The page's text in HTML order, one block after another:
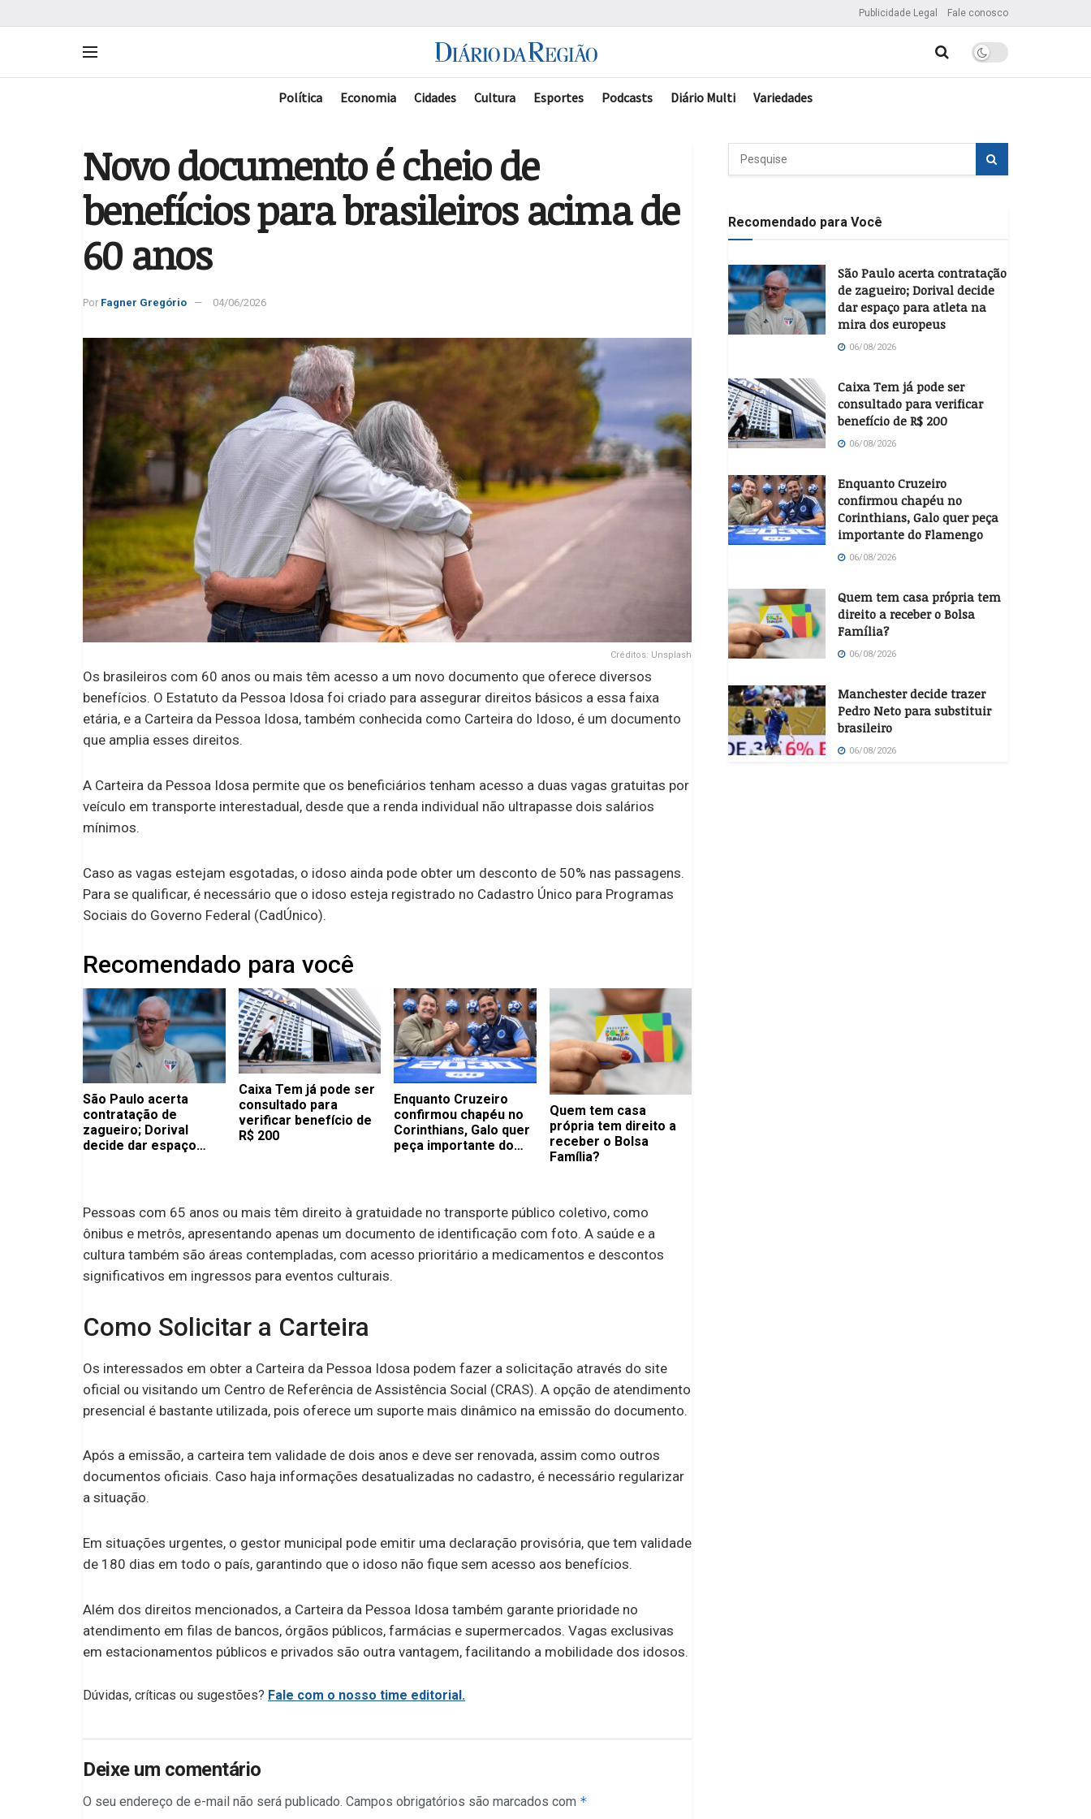
Publicidade Legal Fale conosco
Política Economia Cidades Cultura Esportes Podcasts Diário Multi Variedades
Novo documento é cheio de
benefícios para brasileiros acima de
60 anos
Por Fagner Gregório 04/06/2026
Créditos: Unsplash
Os brasileiros com 60 anos ou mais têm acesso a um novo documento que oferece diversos
benefícios. O Estatuto da Pessoa Idosa foi criado para assegurar direitos básicos a essa faixa
etária, e a Carteira da Pessoa Idosa, também conhecida como Carteira do Idoso, é um documento
que amplia esses direitos.
A Carteira da Pessoa Idosa permite que os beneficiários tenham acesso a duas vagas gratuitas por
veículo em transporte interestadual, desde que a renda individual não ultrapasse dois salários
mínimos.
Caso as vagas estejam esgotadas, o idoso ainda pode obter um desconto de 50% nas passagens.
Para se qualificar, é necessário que o idoso esteja registrado no Cadastro Único para Programas
Sociais do Governo Federal (CadÚnico).
Recomendado para você
São Paulo acerta
contratação de
zagueiro; Dorival
decide dar espaço
Caixa Tem já pode ser
consultado para
verificar benefício de
R$ 200
Enquanto Cruzeiro
confirmou chapéu no
Corinthians, Galo quer
peça importante do
Quem tem casa
própria tem direito a
receber o Bolsa
Família?
Pessoas com 65 anos ou mais têm direito à gratuidade no transporte público coletivo, como
ônibus e metrôs, apresentando apenas um documento de identificação com foto. A saúde e a
cultura também são áreas contempladas, com acesso prioritário a medicamentos e descontos
significativos em ingressos para eventos culturais.
Como Solicitar a Carteira
Os interessados em obter a Carteira da Pessoa Idosa podem fazer a solicitação através do site
oficial ou visitando um Centro de Referência de Assistência Social (CRAS). A opção de atendimento
presencial é bastante utilizada, pois oferece um suporte mais dinâmico na emissão do documento.
Após a emissão, a carteira tem validade de dois anos e deve ser renovada, assim como outros
documentos oficiais. Caso haja informações desatualizadas no cadastro, é necessário regularizar
a situação.
Em situações urgentes, o gestor municipal pode emitir uma declaração provisória, que tem validade
de 180 dias em todo o país, garantindo que o idoso não fique sem acesso aos benefícios.
Além dos direitos mencionados, a Carteira da Pessoa Idosa também garante prioridade no
atendimento em filas de bancos, órgãos públicos, farmácias e supermercados. Vagas exclusivas
em estacionamentos públicos e privados são outra vantagem, facilitando a mobilidade dos idosos.
Dúvidas, críticas ou sugestões? Fale com o nosso time editorial.
Deixe um comentário
O seu endereço de e-mail não será publicado. Campos obrigatórios são marcados com *
Recomendado para Você
São Paulo acerta contratação
de zagueiro; Dorival decide
dar espaço para atleta na
mira dos europeus
06/08/2026
Caixa Tem já pode ser
consultado para verificar
benefício de R$ 200
06/08/2026
Enquanto Cruzeiro
confirmou chapéu no
Corinthians, Galo quer peça
importante do Flamengo
06/08/2026
Quem tem casa própria tem
direito a receber o Bolsa
Família?
06/08/2026
Manchester decide trazer
Pedro Neto para substituir
brasileiro
06/08/2026